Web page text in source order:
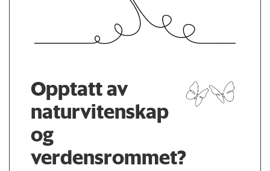
Opptatt av
naturvitenskap
og
verdensrommet?